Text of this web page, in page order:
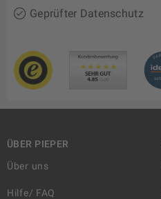
Geprüfter Datenschutz
ÜBER PIEPER
Über uns
Hilfe/ FAQ